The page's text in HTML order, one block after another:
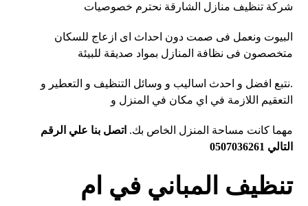
شركة تنظيف منازل الشارقة نحترم خصوصيات
البيوت ونعمل فى صمت دون احداث اى ازعاج للسكان
متخصصون فى نظافة المنازل بمواد صديقة للبيئة
.نتبع افضل و احدث اساليب و وسائل التنظيف و التعطير و
التعقيم اللازمة في اي مكان في المنزل و
مهما كانت مساحة المنزل الخاص بك. اتصل بنا علي الرقم
التالي 0507036261
تنظيف المباني في ام